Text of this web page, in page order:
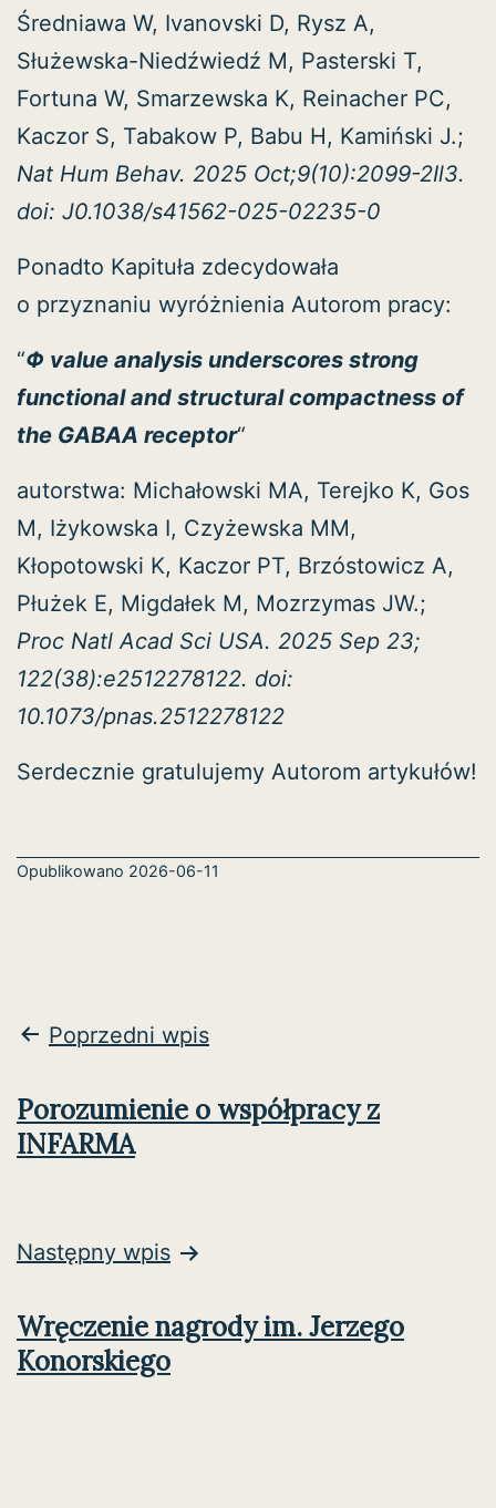
Średniawa W, Ivanovski D, Rysz A,
Służewska-Niedźwiedź M, Pasterski T,
Fortuna W, Smarzewska K, Reinacher PC,
Kaczor S, Tabakow P, Babu H, Kamiński J.;
Nat Hum Behav. 2025 Oct;9(10):2099-2Il3.
doi: J0.1038/s41562-025-02235-0
Ponadto Kapituła zdecydowała
o przyznaniu wyróżnienia Autorom pracy:
“Φ value analysis underscores strong
functional and structural compactness of
the GABAA receptor“
autorstwa: Michałowski MA, Terejko K, Gos
M, Iżykowska I, Czyżewska MM,
Kłopotowski K, Kaczor PT, Brzóstowicz A,
Płużek E, Migdałek M, Mozrzymas JW.;
Proc Natl Acad Sci USA. 2025 Sep 23;
122(38):e2512278122. doi:
10.1073/pnas.2512278122
Serdecznie gratulujemy Autorom artykułów!
Opublikowano 2026-06-11
Nawigacja
Poprzedni wpis
Porozumienie o współpracy z
INFARMA
Następny wpis
Wręczenie nagrody im. Jerzego
Konorskiego